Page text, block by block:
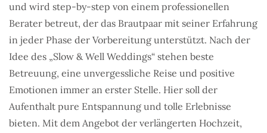
und wird step-by-step von einem professionellen
Berater betreut, der das Brautpaar mit seiner Erfahrung
in jeder Phase der Vorbereitung unterstützt. Nach der
Idee des „Slow & Well Weddings“ stehen beste
Betreuung, eine unvergessliche Reise und positive
Emotionen immer an erster Stelle. Hier soll der
Aufenthalt pure Entspannung und tolle Erlebnisse
bieten. Mit dem Angebot der verlängerten Hochzeit,